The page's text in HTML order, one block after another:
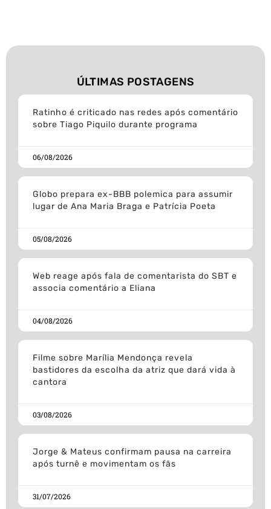
ÚLTIMAS POSTAGENS
Ratinho é criticado nas redes após comentário
sobre Tiago Piquilo durante programa
06/08/2026
Globo prepara ex-BBB polemica para assumir
lugar de Ana Maria Braga e Patrícia Poeta
05/08/2026
Web reage após fala de comentarista do SBT e
associa comentário a Eliana
04/08/2026
Filme sobre Marília Mendonça revela
bastidores da escolha da atriz que dará vida à
cantora
03/08/2026
Jorge & Mateus confirmam pausa na carreira
após turnê e movimentam os fãs
31/07/2026